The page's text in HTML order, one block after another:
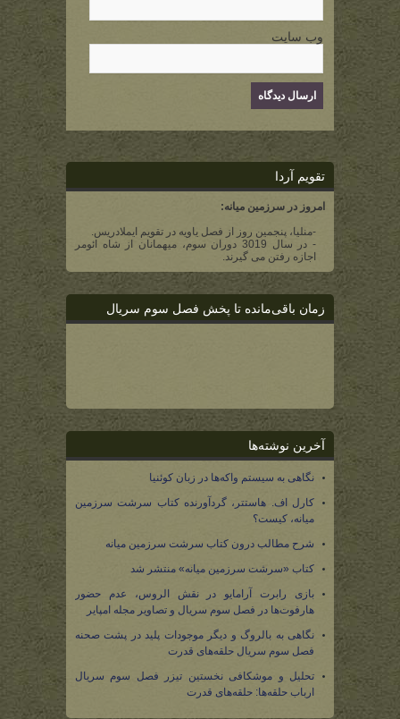
وب سایت
تقویم آردا
امروز در سرزمین میانه:
-منلیا، پنجمین روز از فصل یاویه در تقویم ایملادریس.
- در سال 3019 دوران سوم، میهمانان از شاه ائومر
اجازه رفتن می گیرند.
زمان باقی‌مانده تا پخش فصل سوم سریال
آخرین نوشته‌ها
نگاهی به سیستم واکه‌ها در زبان کوئنیا
کارل اف. هاستتر، گردآورنده کتاب سرشت سرزمین
میانه، کیست؟
شرح مطالب درون کتاب سرشت سرزمین میانه
کتاب «سرشت سرزمین میانه» منتشر شد
بازی رابرت آرامایو در نقش الروس، عدم حضور
هارفوت‌ها در فصل سوم سریال و تصاویر مجله امپایر
نگاهی به بالروگ و دیگر موجودات پلید در پشت صحنه
فصل سوم سریال حلقه‌های قدرت
تحلیل و موشکافی نخستین تیزر فصل سوم سریال
ارباب حلقه‌ها: حلقه‌های قدرت